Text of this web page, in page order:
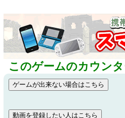
このゲームのカウン